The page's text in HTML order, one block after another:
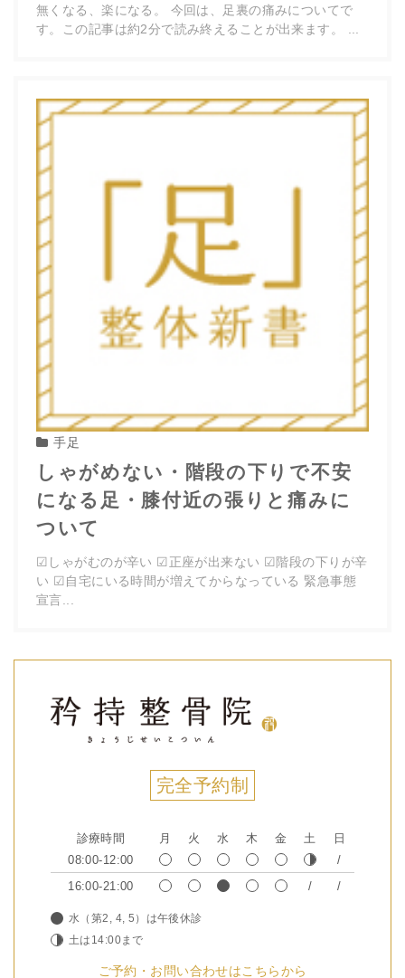
無くなる、楽になる。 今回は、足裏の痛みについてで
す。この記事は約2分で読み終えることが出来ます。 ...
手足
しゃがめない・階段の下りで不安
になる足・膝付近の張りと痛みに
ついて
☑︎しゃがむのが辛い ☑︎正座が出来ない ☑︎階段の下りが辛
い ☑︎自宅にいる時間が増えてからなっている 緊急事態
宣言...
診療時間 月 火 水 木 金 土
日
08:00-12:00
16:00-21:00
水（第2, 4, 5）は午後休診
土は14:00まで
ご予約・お問い合わせはこちらから
完全予約制